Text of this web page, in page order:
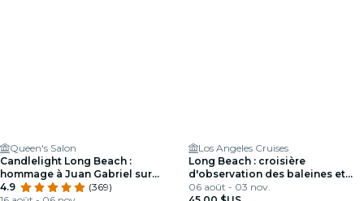
Queen's Salon
Candlelight Long Beach :
hommage à Juan Gabriel sur
cordes
4.9
(369)
Los Angeles Cruises
Long Beach : croisière
d'observation des baleines et
des dauphins
06 août - 03 nov.